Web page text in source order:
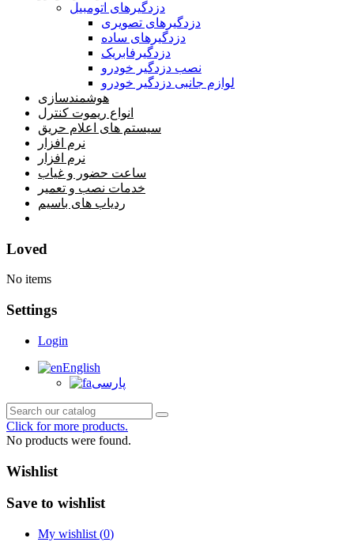
دزدگیرهای اتومبیل
دزدگیرهای تصویری
دزدگیرهای ساده
دزدگیرفابریک
نصب دزدگیر خودرو
لوازم جانبی دزدگیر خودرو
هوشمندسازی
انواع ریموت کنترل
سیستم های اعلام حریق
نرم افزار
نرم افزار
ساعت حضور و غیاب
خدمات نصب و تعمیر
ردیاب های باسیم
Loved
No items
Settings
Login
English
پارسی
Click for more products.
No products were found.
Wishlist
Save to wishlist
My wishlist (0)